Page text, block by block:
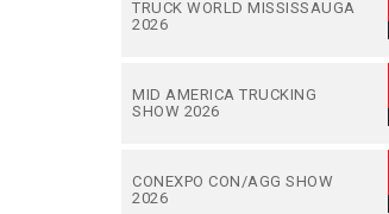
TRUCK WORLD MISSISSAUGA
2026
MID AMERICA TRUCKING
SHOW 2026
CONEXPO CON/AGG SHOW
2026